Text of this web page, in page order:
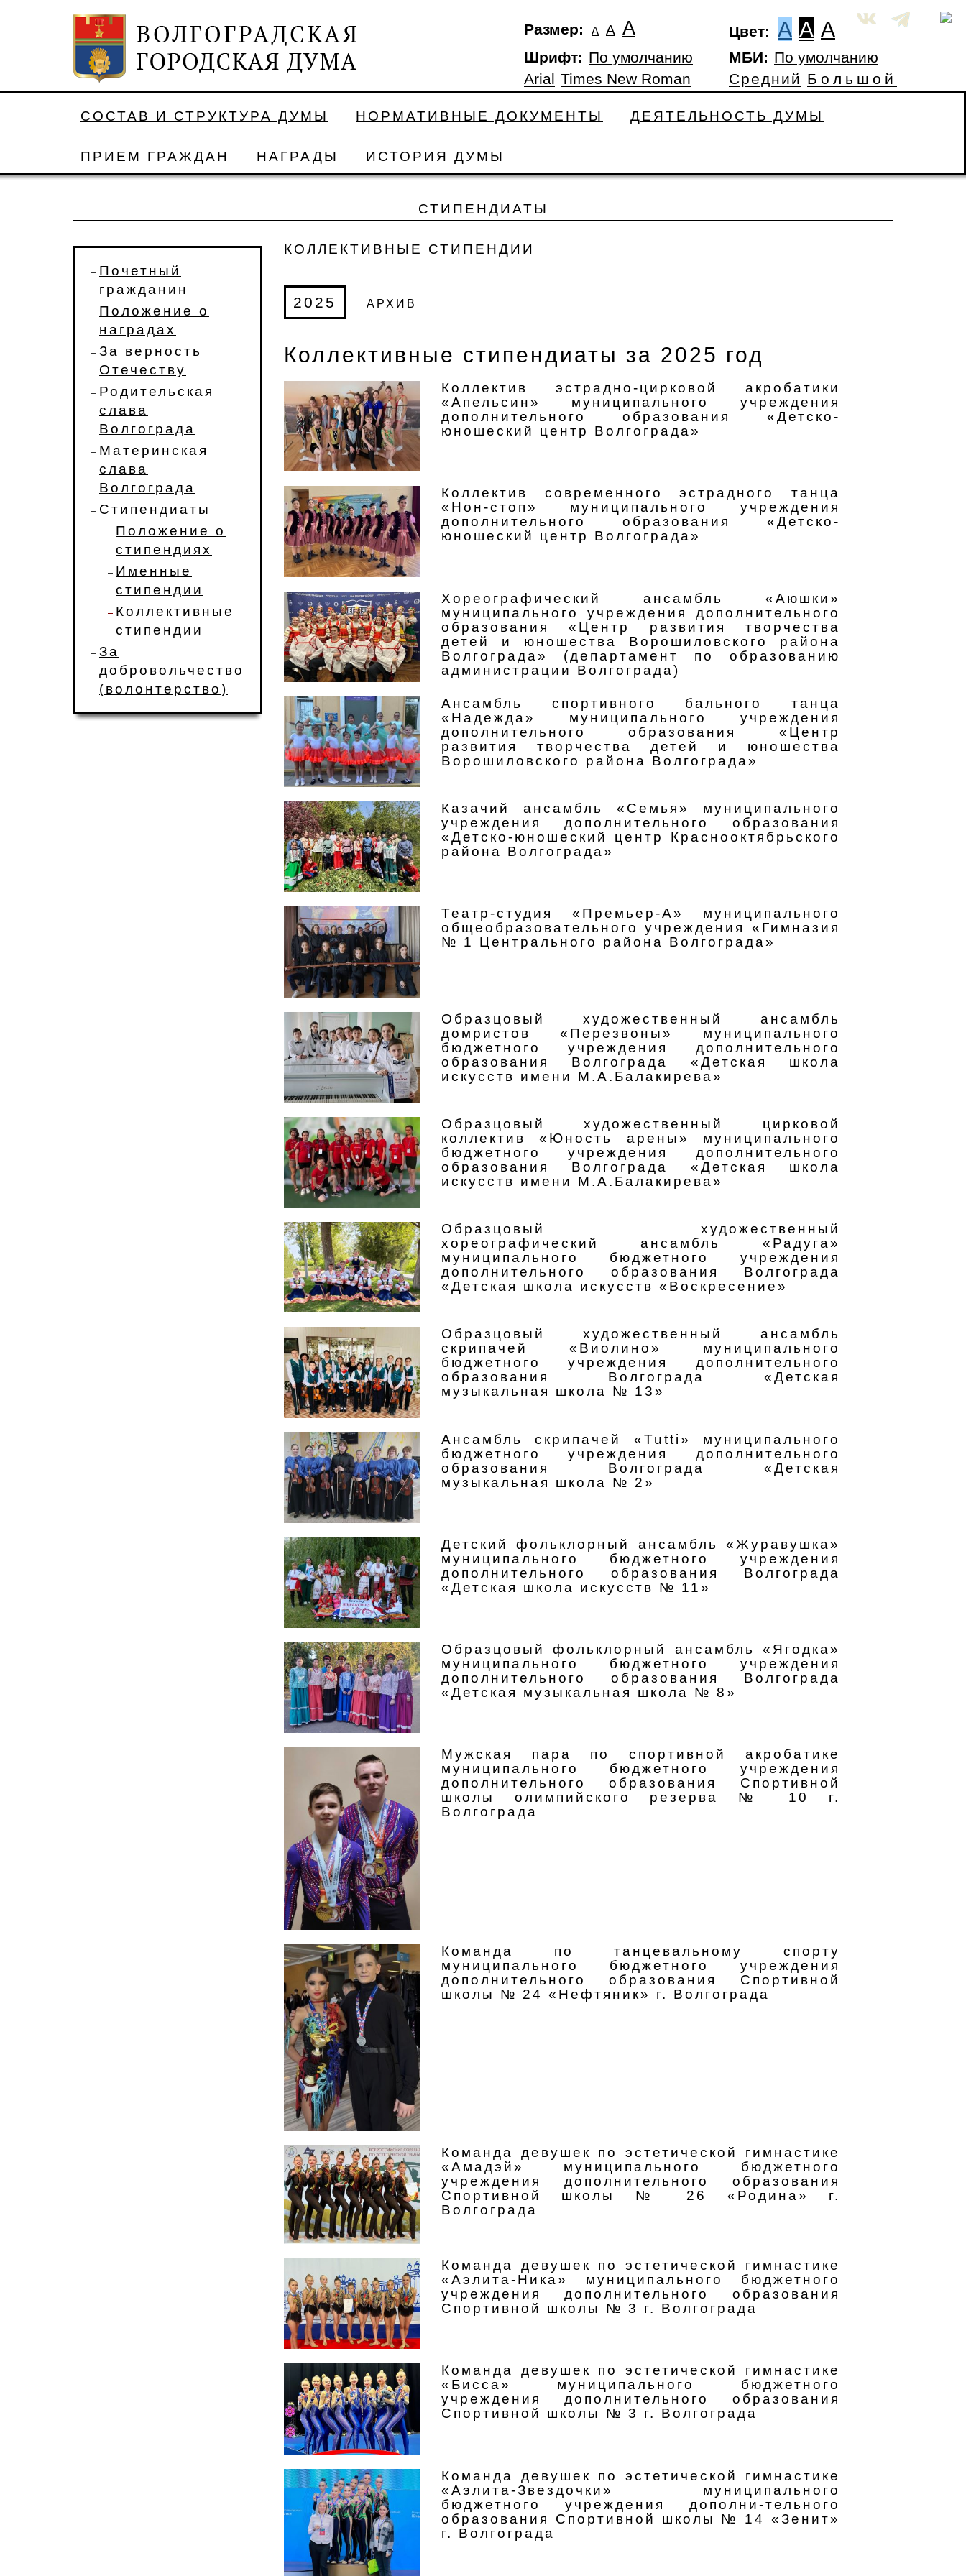
Размер: А А А Цвет: A A A
Шрифт: По умолчанию
Arial Times New Roman
МБИ: По умолчанию
Средний Большой
СОСТАВ И СТРУКТУРА ДУМЫ НОРМАТИВНЫЕ ДОКУМЕНТЫ ДЕЯТЕЛЬНОСТЬ ДУМЫ
ПРИЕМ ГРАЖДАН НАГРАДЫ ИСТОРИЯ ДУМЫ
СТИПЕНДИАТЫ
Почетный
гражданин
Положение о
наградах
За верность
Отечеству
Родительская
слава
Волгограда
Материнская
слава
Волгограда
Стипендиаты
Положение о
стипендиях
Именные
стипендии
Коллективные
стипендии
За
добровольчество
(волонтерство)
КОЛЛЕКТИВНЫЕ СТИПЕНДИИ
2025 АРХИВ
Коллективные стипендиаты за 2025 год
Коллектив эстрадно-цирковой акробатики
«Апельсин» муниципального учреждения
дополнительного образования «Детско-
юношеский центр Волгограда»
Коллектив современного эстрадного танца
«Нон-стоп» муниципального учреждения
дополнительного образования «Детско-
юношеский центр Волгограда»
Хореографический ансамбль «Аюшки»
муниципального учреждения дополнительного
образования «Центр развития творчества
детей и юношества Ворошиловского района
Волгограда» (департамент по образованию
администрации Волгограда)
Ансамбль спортивного бального танца
«Надежда» муниципального учреждения
дополнительного образования «Центр
развития творчества детей и юношества
Ворошиловского района Волгограда»
Казачий ансамбль «Семья» муниципального
учреждения дополнительного образования
«Детско-юношеский центр Краснооктябрьского
района Волгограда»
Театр-студия «Премьер-А» муниципального
общеобразовательного учреждения «Гимназия
№ 1 Центрального района Волгограда»
Образцовый художественный ансамбль
домристов «Перезвоны» муниципального
бюджетного учреждения дополнительного
образования Волгограда «Детская школа
искусств имени М.А.Балакирева»
Образцовый художественный цирковой
коллектив «Юность арены» муниципального
бюджетного учреждения дополнительного
образования Волгограда «Детская школа
искусств имени М.А.Балакирева»
Образцовый художественный
хореографический ансамбль «Радуга»
муниципального бюджетного учреждения
дополнительного образования Волгограда
«Детская школа искусств «Воскресение»
Образцовый художественный ансамбль
скрипачей «Виолино» муниципального
бюджетного учреждения дополнительного
образования Волгограда «Детская
музыкальная школа № 13»
Ансамбль скрипачей «Tutti» муниципального
бюджетного учреждения дополнительного
образования Волгограда «Детская
музыкальная школа № 2»
Детский фольклорный ансамбль «Журавушка»
муниципального бюджетного учреждения
дополнительного образования Волгограда
«Детская школа искусств № 11»
Образцовый фольклорный ансамбль «Ягодка»
муниципального бюджетного учреждения
дополнительного образования Волгограда
«Детская музыкальная школа № 8»
Мужская пара по спортивной акробатике
муниципального бюджетного учреждения
дополнительного образования Спортивной
школы олимпийского резерва № 10 г.
Волгограда
Команда по танцевальному спорту
муниципального бюджетного учреждения
дополнительного образования Спортивной
школы № 24 «Нефтяник» г. Волгограда
Команда девушек по эстетической гимнастике
«Амадэй» муниципального бюджетного
учреждения дополнительного образования
Спортивной школы № 26 «Родина» г.
Волгограда
Команда девушек по эстетической гимнастике
«Аэлита-Ника» муниципального бюджетного
учреждения дополнительного образования
Спортивной школы № 3 г. Волгограда
Команда девушек по эстетической гимнастике
«Бисса» муниципального бюджетного
учреждения дополнительного образования
Спортивной школы № 3 г. Волгограда
Команда девушек по эстетической гимнастике
«Аэлита-Звездочки» муниципального
бюджетного учреждения дополни-тельного
образования Спортивной школы № 14 «Зенит»
г. Волгограда